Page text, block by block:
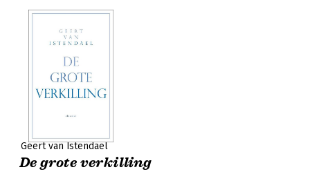
Geert van Istendael
De grote verkilling